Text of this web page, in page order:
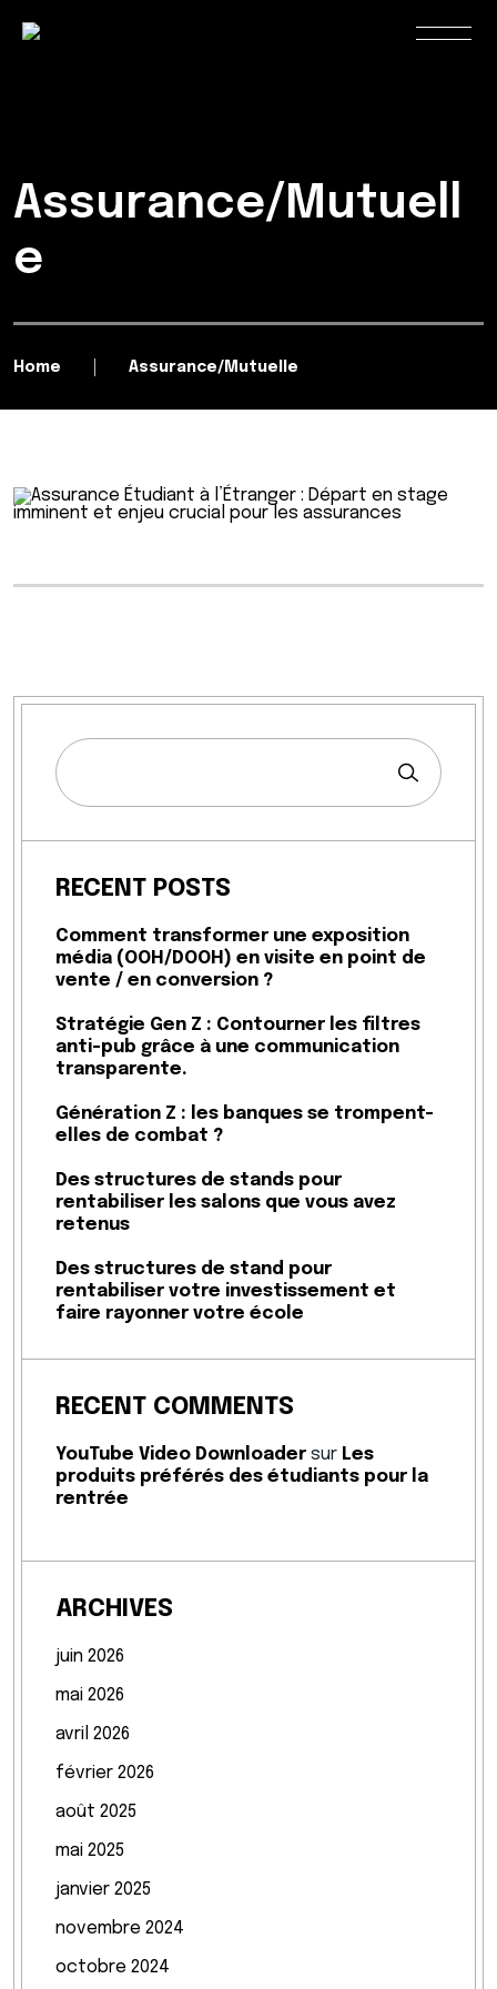
Assurance/Mutuell
e
Home Assurance/Mutuelle
RECENT POSTS
Comment transformer une exposition
média (OOH/DOOH) en visite en point de
vente / en conversion ?
Stratégie Gen Z : Contourner les filtres
anti-pub grâce à une communication
transparente.
Génération Z : les banques se trompent-
elles de combat ?
Des structures de stands pour
rentabiliser les salons que vous avez
retenus
Des structures de stand pour
rentabiliser votre investissement et
faire rayonner votre école
RECENT COMMENTS
YouTube Video Downloader sur Les
produits préférés des étudiants pour la
rentrée
ARCHIVES
juin 2026
mai 2026
avril 2026
février 2026
août 2025
mai 2025
janvier 2025
novembre 2024
octobre 2024